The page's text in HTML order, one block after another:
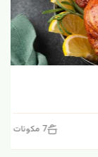
7 مكونات